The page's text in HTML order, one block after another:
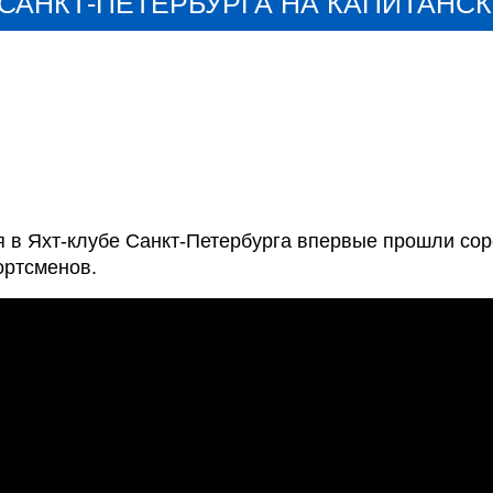
Яхт-клубе Санкт-Петербурга впервые прошли